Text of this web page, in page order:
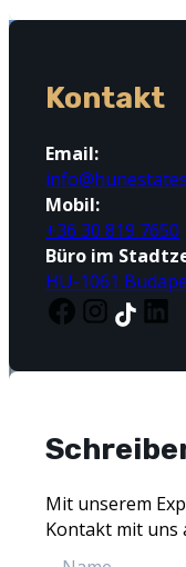
Kontakt
Email:
Mobil:
+36 30 819 7650
Büro im
HU-1061
Mit unserem
Kontakt mit uns